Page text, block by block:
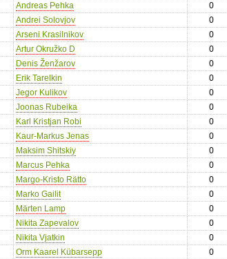
Andreas Pehka 0
Andrei Solovjov 0
Arseni Krasilnikov 0
Artur Okružko D 0
Denis Ženžarov 0
Erik Tarelkin 0
Jegor Kulikov 0
Joonas Rubeika 0
Karl Kristjan Robi 0
Kaur-Markus Jenas 0
Maksim Shitskiy 0
Marcus Pehka 0
Margo-Kristo Rätto 0
Marko Gailit 0
Märten Lamp 0
Nikita Zapevalov 0
Nikita Vjatkin 0
Orm Kaarel Kübarsepp 0